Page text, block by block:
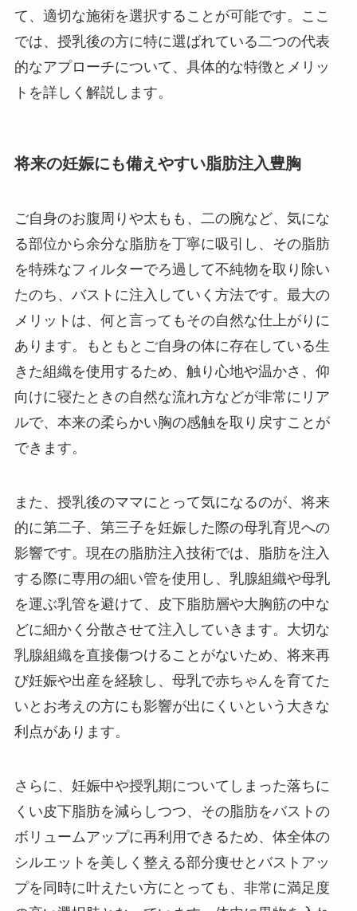
て、適切な施術を選択することが可能です。ここ
では、授乳後の方に特に選ばれている二つの代表
的なアプローチについて、具体的な特徴とメリッ
トを詳しく解説します。
将来の妊娠にも備えやすい脂肪注入豊胸
ご自身のお腹周りや太もも、二の腕など、気にな
る部位から余分な脂肪を丁寧に吸引し、その脂肪
を特殊なフィルターでろ過して不純物を取り除い
たのち、バストに注入していく方法です。最大の
メリットは、何と言ってもその自然な仕上がりに
あります。もともとご自身の体に存在している生
きた組織を使用するため、触り心地や温かさ、仰
向けに寝たときの自然な流れ方などが非常にリア
ルで、本来の柔らかい胸の感触を取り戻すことが
できます。
また、授乳後のママにとって気になるのが、将来
的に第二子、第三子を妊娠した際の母乳育児への
影響です。現在の脂肪注入技術では、脂肪を注入
する際に専用の細い管を使用し、乳腺組織や母乳
を運ぶ乳管を避けて、皮下脂肪層や大胸筋の中な
どに細かく分散させて注入していきます。大切な
乳腺組織を直接傷つけることがないため、将来再
び妊娠や出産を経験し、母乳で赤ちゃんを育てた
いとお考えの方にも影響が出にくいという大きな
利点があります。
さらに、妊娠中や授乳期についてしまった落ちに
くい皮下脂肪を減らしつつ、その脂肪をバストの
ボリュームアップに再利用できるため、体全体の
シルエットを美しく整える部分痩せとバストアッ
プを同時に叶えたい方にとっても、非常に満足度